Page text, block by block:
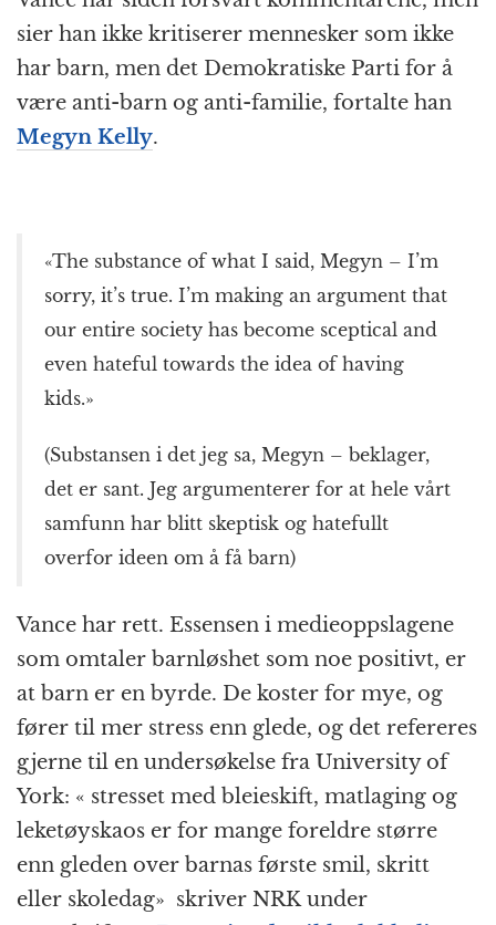
sier han ikke kritiserer mennesker som ikke
har barn, men det Demokratiske Parti for å
være anti-barn og anti-familie, fortalte han
Megyn Kelly.
«The substance of what I said, Megyn – I’m
sorry, it’s true. I’m making an argument that
our entire society has become sceptical and
even hateful towards the idea of having
kids.»
(Substansen i det jeg sa, Megyn – beklager,
det er sant. Jeg argumenterer for at hele vårt
samfunn har blitt skeptisk og hatefullt
overfor ideen om å få barn)
Vance har rett. Essensen i medieoppslagene
som omtaler barnløshet som noe positivt, er
at barn er en byrde. De koster for mye, og
fører til mer stress enn glede, og det refereres
gjerne til en undersøkelse fra University of
York: « stresset med bleieskift, matlaging og
leketøyskaos er for mange foreldre større
enn gleden over barnas første smil, skritt
eller skoledag» skriver NRK under